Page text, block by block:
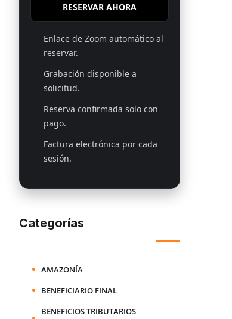
RESERVAR AHORA
Enlace de Zoom automático al
reservar.
Grabación disponible a
solicitud.
Reserva confirmada solo con
pago.
Factura electrónica por cada
sesión.
Categorías
AMAZONÍA
BENEFICIARIO FINAL
BENEFICIOS TRIBUTARIOS